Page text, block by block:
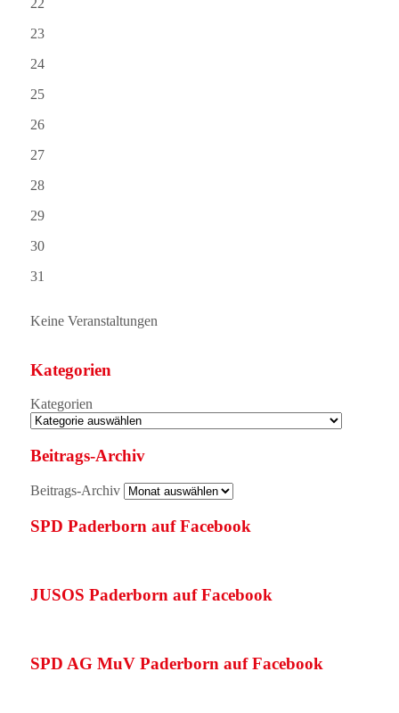
22
23
24
25
26
27
28
29
30
31
Keine Veranstaltungen
Kategorien
Kategorien
Beitrags-Archiv
Beitrags-Archiv
SPD Paderborn auf Facebook
JUSOS Paderborn auf Facebook
SPD AG MuV Paderborn auf Facebook